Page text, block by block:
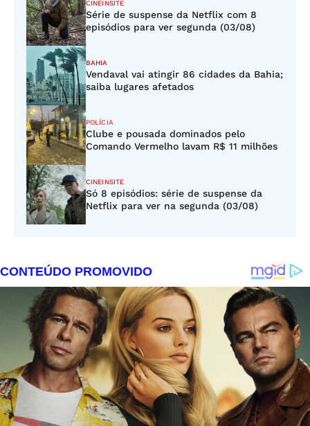
CINEINSITE
Série de suspense da Netflix com 8
episódios para ver segunda (03/08)
BAHIA
Vendaval vai atingir 86 cidades da Bahia;
saiba lugares afetados
POLÍCIA
Clube e pousada dominados pelo
Comando Vermelho lavam R$ 11 milhões
CINEINSITE
Só 8 episódios: série de suspense da
Netflix para ver na segunda (03/08)